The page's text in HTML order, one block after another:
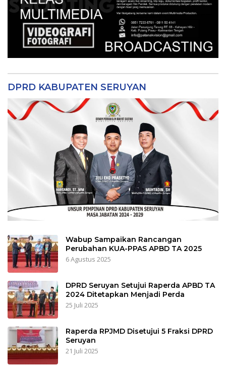
DPRD KABUPATEN SERUYAN
Wabup Sampaikan Rancangan
Perubahan KUA-PPAS APBD TA 2025
6 Agustus 2025
DPRD Seruyan Setujui Raperda APBD TA
2024 Ditetapkan Menjadi Perda
25 Juli 2025
Raperda RPJMD Disetujui 5 Fraksi DPRD
Seruyan
21 Juli 2025